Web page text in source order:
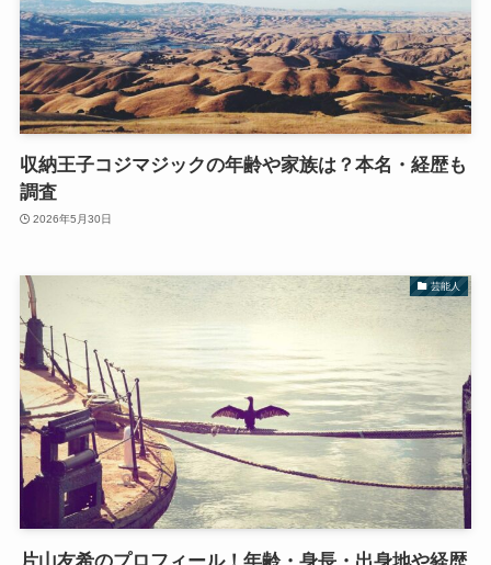
収納王子コジマジックの年齢や家族は？本名・経歴も
調査
2026年5月30日
芸能人
片山友希のプロフィール！年齢・身長・出身地や経歴